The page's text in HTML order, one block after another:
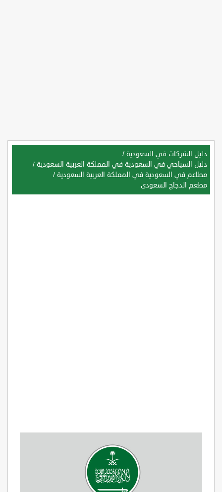
دليل الشركات في السعودية /
دليل السياحي في السعودية في المملكة العربية السعودية /
مطاعم في السعودية في المملكة العربية السعودية /
مطعم الدجاج السعودى